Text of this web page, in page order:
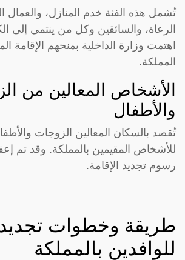
تُشمل هذه الفئة خدم المنازل، والعمال
الرعاة، والسائقين وكل من ينتمي إلى
اهتمت وزارة الداخلية بمنحهم الإقامة
المملكة.
الأشخاص المعالين من
والأطفال
تُقصد بالسكان المعالين الزوجات
للأشخاص المقيمين بالمملكة. وقد تم
رسوم تجديد الإقامة.
طريقة وخطوات تجديد
للوافدين بالمملكة